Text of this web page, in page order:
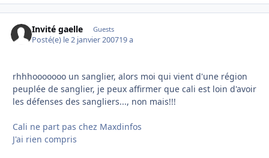
Invité gaelle Guests
Posté(e) le 2 janvier 200719 a
rhhhooooooo un sanglier, alors moi qui vient d'une région
peuplée de sanglier, je peux affirmer que cali est loin d'avoir
les défenses des sangliers..., non mais!!!
Cali ne part pas chez Maxdinfos
J'ai rien compris